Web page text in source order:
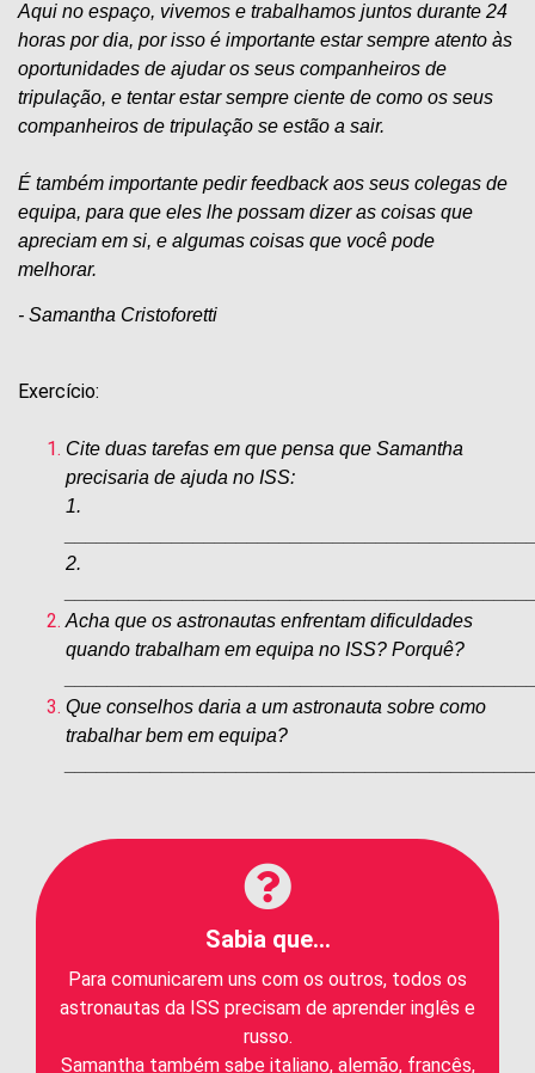
Aqui no espaço, vivemos e trabalhamos juntos durante 24
horas por dia, por isso é importante estar sempre atento às
oportunidades de ajudar os seus companheiros de
tripulação, e tentar estar sempre ciente de como os seus
companheiros de tripulação se estão a sair.
É também importante pedir feedback aos seus colegas de
equipa, para que eles lhe possam dizer as coisas que
apreciam em si, e algumas coisas que você pode
melhorar.
- Samantha Cristoforetti
Exercício:
Cite duas tarefas em que pensa que Samantha
precisaria de ajuda no ISS:
1.
2.
Acha que os astronautas enfrentam dificuldades
quando trabalham em equipa no ISS? Porquê?
Que conselhos daria a um astronauta sobre como
trabalhar bem em equipa?
Sabia que...
Para comunicarem uns com os outros, todos os
astronautas da ISS precisam de aprender inglês e
russo.
Samantha também sabe italiano, alemão, francês,